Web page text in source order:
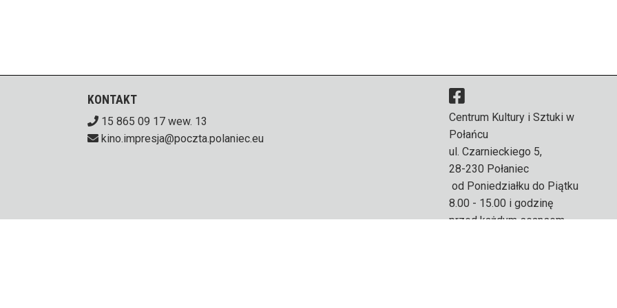
KONTAKT
15 865 09 17 wew. 13
kino.impresja@poczta.polaniec.eu
Centrum Kultury i Sztuki w
Połańcu
ul. Czarnieckiego 5,
28-230 Połaniec
od Poniedziałku do Piątku
8.00 - 15.00 i godzinę
przed każdym seansem.